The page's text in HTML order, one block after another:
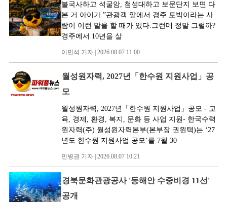
불국사하고 석굴암, 첨성대하고 보문단지 보면 다
본 거 아이가.”관광객 앞에서 경주 토박이라는 사
람이 이런 말을 할 때가 있다.그런데 정말 그럴까?
경주에서 10년을 살
이민석 기자 | 2026.08.07 11:00
월성원자력, 2027년「한수원 지원사업」공
모
월성원자력, 2027년「한수원 지원사업」공모 - 교
육, 경제, 환경, 복지, 문화 등 사업 지원- 한국수력
원자력(주) 월성원자력본부(본부장 권원택)는 ‘27
년도 한수원 지원사업 공모’를 7월 30
민병권 기자 | 2026.08.07 10:21
경북문화관광공사 '동해안 수중비경 11선'
공개